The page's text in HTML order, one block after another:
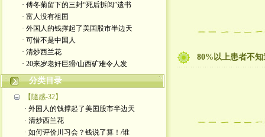
· 傅冬菊留下的三封“死后拆阅”遗书
· 富人没有祖囯
· 外国人的钱撑起了美囯股市半边天
· 可惜不是中国人
· 清炒西兰花
· 20来岁老奸巨猾/山西矿难令人发
分类目录
【隨感-32】
· 外国人的钱撑起了美囯股市半边天
· 清炒西兰花
· 如何评价川习会？钱说了算！/谁
80%以上患者不知